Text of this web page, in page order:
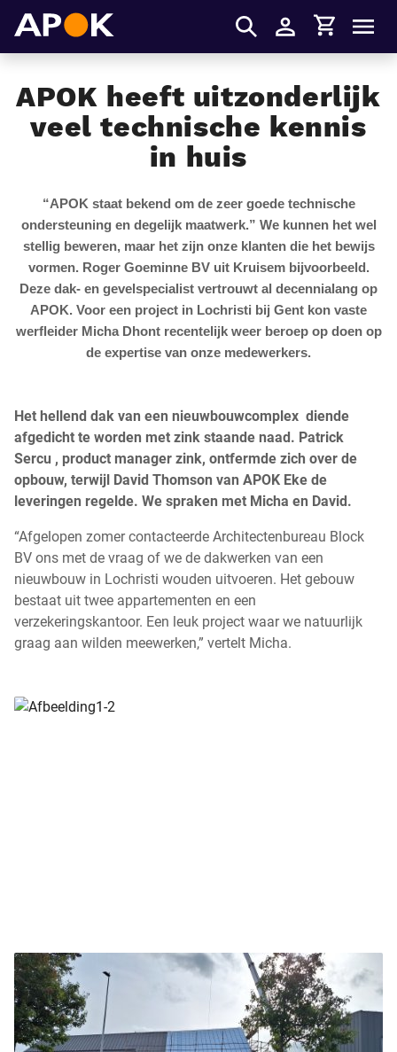
Inloggen
Winkelmandje
APOK heeft uitzonderlijk
veel technische kennis
in huis
“APOK staat bekend om de zeer goede technische
ondersteuning en degelijk maatwerk.” We kunnen het wel
stellig beweren, maar het zijn onze klanten die het bewijs
vormen. Roger Goeminne BV uit Kruisem bijvoorbeeld.
Deze dak- en gevelspecialist vertrouwt al decennialang op
APOK. Voor een project in Lochristi bij Gent kon vaste
werfleider Micha Dhont recentelijk weer beroep op doen op
de expertise van onze medewerkers.
Het hellend dak van een nieuwbouwcomplex diende
afgedicht te worden met zink staande naad. Patrick
Sercu , product manager zink, ontfermde zich over de
opbouw, terwijl David Thomson van APOK Eke de
leveringen regelde. We spraken met Micha en David.
“Afgelopen zomer contacteerde Architectenbureau Block
BV ons met de vraag of we de dakwerken van een
nieuwbouw in Lochristi wouden uitvoeren. Het gebouw
bestaat uit twee appartementen en een
verzekeringskantoor. Een leuk project waar we natuurlijk
graag aan wilden meewerken,” vertelt Micha.